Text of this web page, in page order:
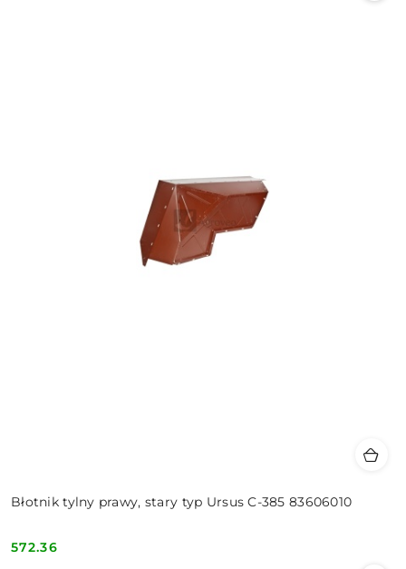
Błotnik tylny prawy, stary typ Ursus C-385 83606010
Cena:
572.36